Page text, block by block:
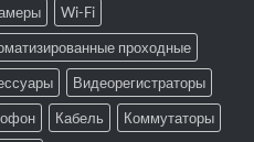
Wi-Fi
проходные
Видеорегистраторы
Кабель
Коммутаторы